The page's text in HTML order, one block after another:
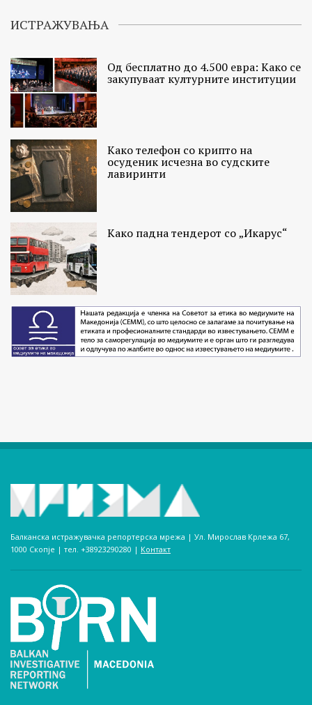
ИСТРАЖУВАЊА
Од бесплатно до 4.500 евра: Како се
закупуваат културните институции
Како телефон со крипто на
осуденик исчезна во судските
лавиринти
Како падна тендерот со „Икарус“
Балканска истражувачка репортерска мрежа | Ул. Мирослав Крлежа 67,
1000 Скопје | тел. +38923290280­ | Контакт